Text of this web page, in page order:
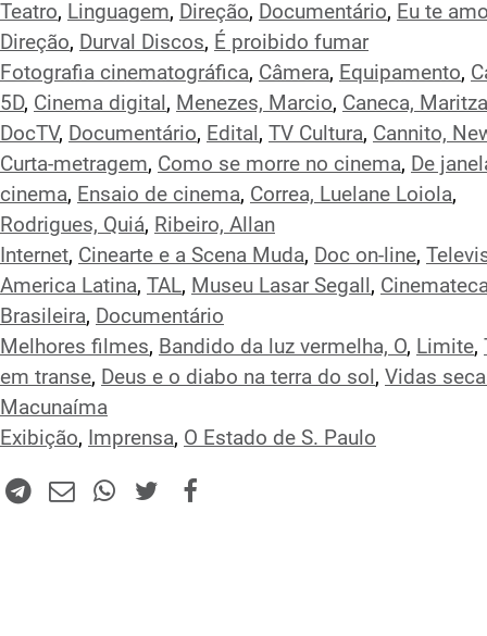
Teatro, Linguagem, Direção, Documentário, Eu te
Direção, Durval Discos, É proibido fumar
Fotografia cinematográfica, Câmera, Equipamento,
5D, Cinema digital , Menezes, Marcio, Caneca, Maritza
DocTV, Documentário, Edital , TV Cultura, Cannito,
Curta-metragem, Como se morre no cinema, De
cinema, Ensaio de cinema, Correa, Luelane Loiola,
Rodrigues, Quiá, Ribeiro, Allan
Internet, Cinearte e a Scena Muda, Doc on-line,
America Latina, TAL, Museu Lasar Segall ,
Brasileira, Documentário
Melhores filmes, Bandido da luz vermelha, O, Limite,
em transe, Deus e o diabo na terra do sol , Vidas
Macunaíma
Exibição, Imprensa, O Estado de S. Paulo